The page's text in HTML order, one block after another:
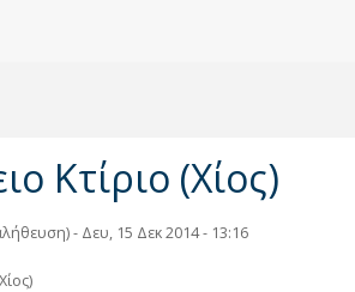
Κτίριο (Χίος)
Δευ, 15 Δεκ 2014 - 13:16